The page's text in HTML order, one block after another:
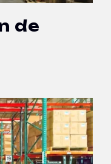
de